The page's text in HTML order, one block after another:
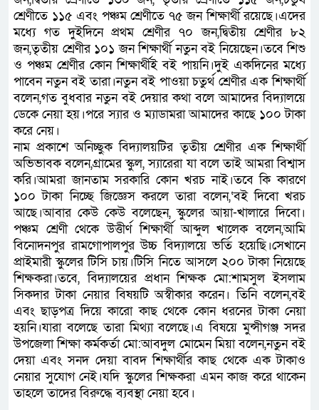
শ্রেণীতে ১১৫ এবং পঞ্চম শ্রেণীতে ৭৫ জন শিক্ষার্থী রয়েছে।এদের
মধ্যে গত দুইদিনে প্রথম শ্রেণীর ৭০ জন,দ্বিতীয় শ্রেণীর ৮২
জন,তৃতীয় শ্রেণীর ১০১ জন শিক্ষার্থী নতুন বই নিয়েছেন।তবে শিশু
ও পঞ্চম শ্রেণীর কোন শিক্ষার্থীই বই পায়নি।দুই একদিনের মধ্যে
পাবেন নতুন বই তারা।নতুন বই পাওয়া চতুর্থ শ্রেণীর এক শিক্ষার্থী
বলেন,গত বুধবার নতুন বই দেয়ার কথা বলে আমাদের বিদ্যালয়ে
ডেকে নেয়া হয়।পরে স্যার ও ম্যাডামরা আমাদের কাছে ১০০ টাকা
করে নেয়।
নাম প্রকাশে অনিচ্ছুক বিদ্যালয়টির তৃতীয় শ্রেণীর এক শিক্ষার্থী
অভিভাবক বলেন,গ্রামের স্কুল, স্যারেরা যা বলে তাই আমরা বিশ্বাস
করি।আমরা জানতাম সরকারি কোন খরচ নাই।তবে কি কারণে
১০০ টাকা নিচ্ছে জিজ্ঞেস করলে তারা বলেন,‘বই দিবো খরচ
আছে।আবার কেউ কেউ বলেছেন, স্কুলের আয়া-খালারে দিবো।
পঞ্চম শ্রেণী থেকে উত্তীর্ণ শিক্ষার্থী আব্দুল খালেক বলেন,আমি
বিনোদনপুর রামগোপালপুর উচ্চ বিদ্যালয়ে ভর্তি হয়েছি।সেখানে
প্রাইমারী স্কুলের টিসি চায়।টিসি নিতে আসলে ২০০ টাকা নিয়েছে
শিক্ষকরা।তবে, বিদ্যালয়ের প্রধান শিক্ষক মো:শামসুল ইসলাম
সিকদার টাকা নেয়ার বিষয়টি অস্বীকার করেন। তিনি বলেন,বই
এবং ছাড়পত্র দিয়ে কারো কাছ থেকে কোন ধরনের টাকা নেয়া
হয়নি।যারা বলেছে তারা মিথ্যা বলেছে।এ বিষয়ে মুন্সীগঞ্জ সদর
উপজেলা শিক্ষা কর্মকর্তা মো:আবদুল মোমেন মিয়া বলেন,নতুন বই
দেয়া এবং সনদ দেয়া বাবদ শিক্ষার্থীর কাছ থেকে এক টাকাও
নেয়ার সুযোগ নেই।যদি স্কুলের শিক্ষকরা এমন কাজ করে থাকেন
তাহলে তাদের বিরুদ্ধে ব্যবস্থা নেয়া হবে।